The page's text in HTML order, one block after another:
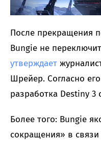
После прекращения
Bungie не
утверждает
Шрейер. Согласно
разработка Destiny 3
Более того: Bungie
сокращения» в